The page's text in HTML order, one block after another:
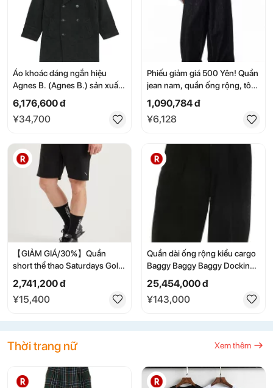
Áo khoác dáng ngắn hiệu
Agnes B. (Agnes B.) sản xuất
tại Pháp, kiểu dáng hai hàng
cúc, chất liệu pha len-
cashmere, màu xám, size 2
trạng tuyệt vời. [Đã qua sử
dụng]
6,176,600 đ
¥34,700
Phiếu giảm giá 500 Yên! Quần
jean nam, quần ống rộng, tôn
dáng, quần jeans, quần tây,
ống thẳng, phong cách
thường ngày, dáng rộng, kiểu
dáng thoải mái, cỡ lớn, xuân
hè, thu đông, phong cách
đường phố, quần, thời trang,
shop-kosugi
1,090,784 đ
¥6,128
【GIẢM GIÁ/30%】Quần
short thể thao Saturdays Golf
CORDURA, quần Saturdays
NYC, các loại quần khác, màu
đen, xanh dương, trắng
2,741,200 đ
¥15,400
Quần dài ống rộng kiểu cargo
Baggy Baggy Baggy Docking
Long Pants (Đen) Baggy
Docking Long Pants (206062)
[SB01] [Nam] [Đã qua sử
25,454,000 đ
¥143,000
Thời trang nữ Xem thêm